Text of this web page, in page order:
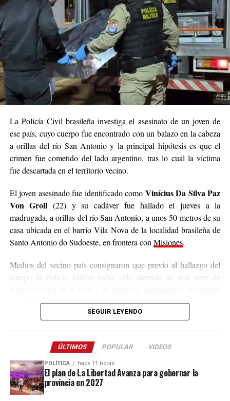
Civil continúan evaluando los daños y brindando
asistencia a las familias afectadas. Mientras tanto,las
autoridades mantienen el monitoreo de las
condiciones meteorológicas ante la posibilidad de
nuevas tormentas en la región.
TORNADO DAMAGE:
Civil Defense authorities
confirm a violent tornado
has struck Giruá, Rio
Grande do Sul, Brazil.
The destructive vortex has
severely damaged
residential houses and left
several people injured.
Tornado – Giruá – Rio
Chuva
pic.twitter.com/1CszcPMd06
— GeoTechWar
(@geotechwar)July 29,
2026
La Policía Civil brasileña investiga el asesinato de un joven de
ese país, cuyo cuerpo fue encontrado con un balazo en la cabeza
a orillas del río San Antonio y la principal hipótesis es que el
crimen fue cometido del lado argentino, tras lo cual la víctima
fue descartada en el territorio vecino.
El joven asesinado fue identificado como Vinícius Da Silva Paz
Von Groll (22) y su cadáver fue hallado el jueves a la
madrugada, a orillas del río San Antonio, a unos 50 metros de su
casa ubicada en el barrio Vila Nova de la localidad brasileña de
Santo Antonio do Sudoeste, en frontera con Misiones.
Medios del vecino país consignaron que previo al hallazgo del
cuerpo la Policía Militar había sido alertada de una serie de
con la víctima.
Los primeros datos señalan que el fallecido presentaba una
escena relevaronrastros de sangre en un puente clandestino
lo cual refuerza la hipótesis de que Von Groll fue asesinado en la
localidad misionera de San Antonio y luego arrojado en territorio
brasileño.
SEGUIR LEYENDO
ÚLTIMOS POPULAR VIDEOS
POLÍTICA hace 11 horas
El plan de La Libertad Avanza para gobernar la
provincia en 2027